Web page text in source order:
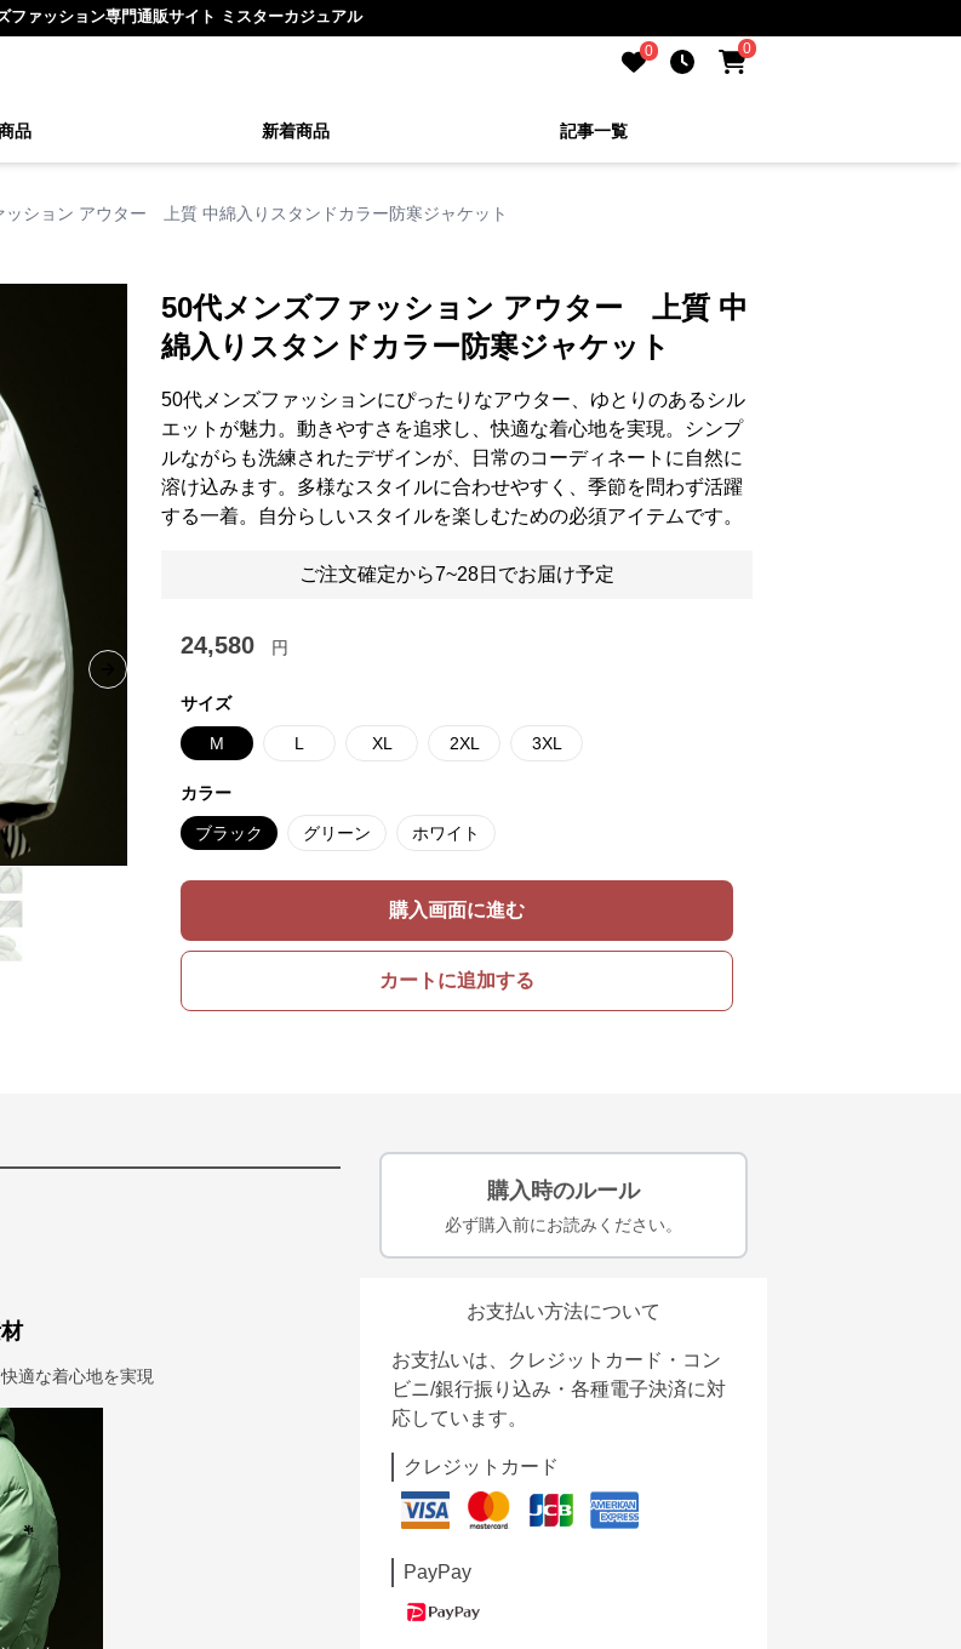
ファッション専門通販サイト ミスターカジュアル
0 0
品 新着商品 記事一覧
ッション アウター 上質 中綿入りスタンドカラー防寒ジャケット
Next slide
50代メンズファッション アウター 上質 中
綿入りスタンドカラー防寒ジャケット
50代メンズファッションにぴったりなアウター、ゆとりのあるシル
エットが魅力。動きやすさを追求し、快適な着心地を実現。シンプ
ルながらも洗練されたデザインが、日常のコーディネートに自然に
溶け込みます。多様なスタイルに合わせやすく、季節を問わず活躍
する一着。自分らしいスタイルを楽しむための必須アイテムです。
ご注文確定から7~28日でお届け予定
24,580 円
サイズ
M L XL 2XL 3XL
カラー
ブラック グリーン ホワイト
購入画面に進む
カートに追加する
適な着心地を実現
購入時のルール
必ず購入前にお読みください。
お支払い方法について
お支払いは、クレジットカード・コン
ビニ/銀行振り込み・各種電子決済に対
応しています。
クレジットカード
PayPay